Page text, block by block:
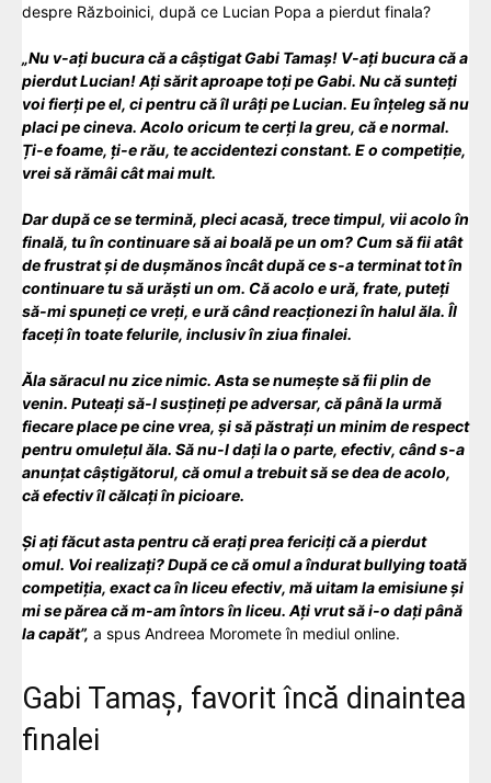
despre Războinici, după ce Lucian Popa a pierdut finala?
„Nu v-ați bucura că a câștigat Gabi Tamaș! V-ați bucura că a
pierdut Lucian! Ați sărit aproape toți pe Gabi. Nu că sunteți
voi fierți pe el, ci pentru că îl urâți pe Lucian. Eu înțeleg să nu
placi pe cineva. Acolo oricum te cerți la greu, că e normal.
Ți-e foame, ți-e rău, te accidentezi constant. E o competiție,
vrei să rămâi cât mai mult.
Dar după ce se termină, pleci acasă, trece timpul, vii acolo în
finală, tu în continuare să ai boală pe un om? Cum să fii atât
de frustrat și de dușmănos încât după ce s-a terminat tot în
continuare tu să urăști un om. Că acolo e ură, frate, puteți
să-mi spuneți ce vreți, e ură când reacționezi în halul ăla. Îl
faceți în toate felurile, inclusiv în ziua finalei.
Ăla săracul nu zice nimic. Asta se numește să fii plin de
venin. Puteați să-l susțineți pe adversar, că până la urmă
fiecare place pe cine vrea, și să păstrați un minim de respect
pentru omulețul ăla. Să nu-l dați la o parte, efectiv, când s-a
anunțat câștigătorul, că omul a trebuit să se dea de acolo,
că efectiv îl călcați în picioare.
Și ați făcut asta pentru că erați prea fericiți că a pierdut
omul. Voi realizați? După ce că omul a îndurat bullying toată
competiția, exact ca în liceu efectiv, mă uitam la emisiune și
mi se părea că m-am întors în liceu. Ați vrut să i-o dați până
la capăt”, a spus Andreea Moromete în mediul online.
Gabi Tamaș, favorit încă dinaintea
finalei